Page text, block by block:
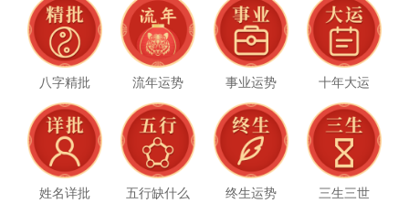
八字精批 流年运势 事业运势 十年大运
姓名详批 五行缺什么 终生运势 三生三世